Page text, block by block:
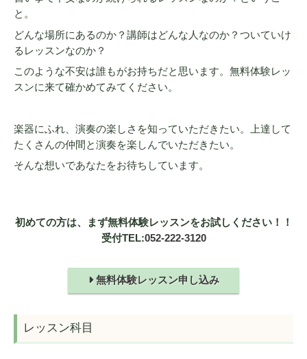
と。
どんな場所にあるのか？講師はどんな人なのか？ついていけ
るレッスンなのか？
このような不安は誰もがお持ちだと思います。無料体験レッ
スンに来て確かめてみてください。
楽器にふれ、演奏の楽しさを知っていただきたい。上達して
たくさんの仲間と演奏を楽しんでいただきたい。
そんな想いであなたをお待ちしています。
初めての方は、まず無料体験レッスンをお試しください！！
受付TEL:052-222-3120
無料体験レッスン申し込み
レッスン科目